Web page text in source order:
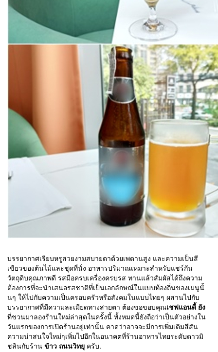
บรรยากาศเรียบหรูสวยงามสบายตาด้วยเพดานสูง และความเป็นสี
เขียวของต้นไม้และชุดที่นั่ง อาหารปริมาณเหมาะสำหรับแชร์กัน
วัตถุดิบคุณภาพดี รสมือครบเครื่องครบรส ทานแล้วสัมผัสได้ถึงความ
ต้องการที่จะนำเสนอรสชาติที่เป็นเอกลักษณ์ในแบบท้องถิ่นของเมนูนั้
นๆ ให้ไปกับความเป็นครอบครัวหรือสังคมในแบบไทยๆ ผสานไปกับ
บรรยากาศที่มีความละเมียดทางสายตา ต้องขอขอบคุณเชฟแอนดี้ ยัง
ที่ชวนมาลองร้านใหม่ล่าสุดในครั้งนี้ ทั้งหมดนี้ยังถือว่าเป็นตัวอย่างใน
วันแรกของการเปิดร้านอยู่เท่านั้น คาดว่าอาจจะมีการเพิ่มเติมสีสัน
ความน่าสนใจใหม่ๆเพิ่มไปอีกในอนาคตที่ร้านอาหารไทยระดับดาวมิ
ชลินกับร้าน ข้าว ถนนวิทยุ ครับ.